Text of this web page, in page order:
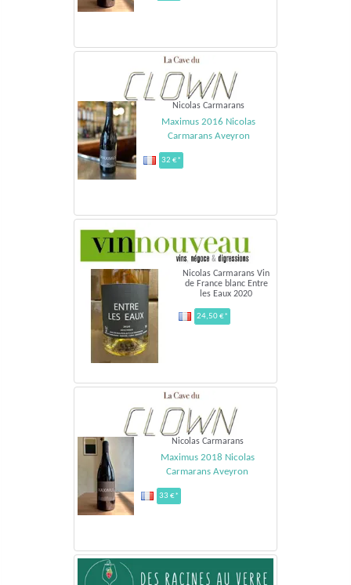
Nicolas Carmarans
Maximus 2016 Nicolas
Carmarans Aveyron
32 €*
Nicolas Carmarans Vin
de France blanc Entre
les Eaux 2020
24,50 €*
Nicolas Carmarans
Maximus 2018 Nicolas
Carmarans Aveyron
33 €*